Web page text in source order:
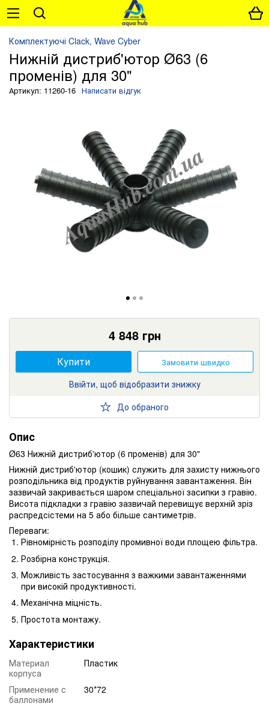
Комплектуючі Clack, Wave Cyber
Нижній дистриб'ютор Ø63 (6
променів) для 30"
Артикул: 11260-16 Написати відгук
4 848грн
Купити Замовити швидко
Ввійти, щоб відобразити знижку
До обраного
Опис
Ø63 Нижній дистриб'ютор (6 променів) для 30"
Нижній дистриб'ютор (кошик) служить для захисту нижнього
розподільника від продуктів руйнування завантаження. Він
зазвичай закривається шаром спеціальної засипки з гравію.
Висота підкладки з гравію зазвичай перевищує верхній зріз
распредсістеми на 5 або більше сантиметрів.
Переваги:
Рівномірність розподілу промивної води площею фільтра.
Розбірна конструкція.
Можливість застосування з важкими завантаженнями
при високій продуктивності.
Механічна міцність.
Простота монтажу.
Характеристики
Материал
корпуса
Пластик
Применение с
баллонами
30*72